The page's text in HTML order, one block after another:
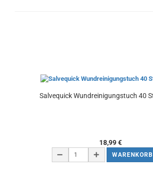
Salvequick Wundreinigungstuch 40
18,99 €
WARENKORB